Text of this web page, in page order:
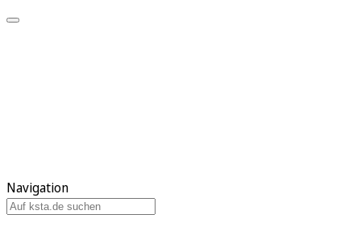
Navigation